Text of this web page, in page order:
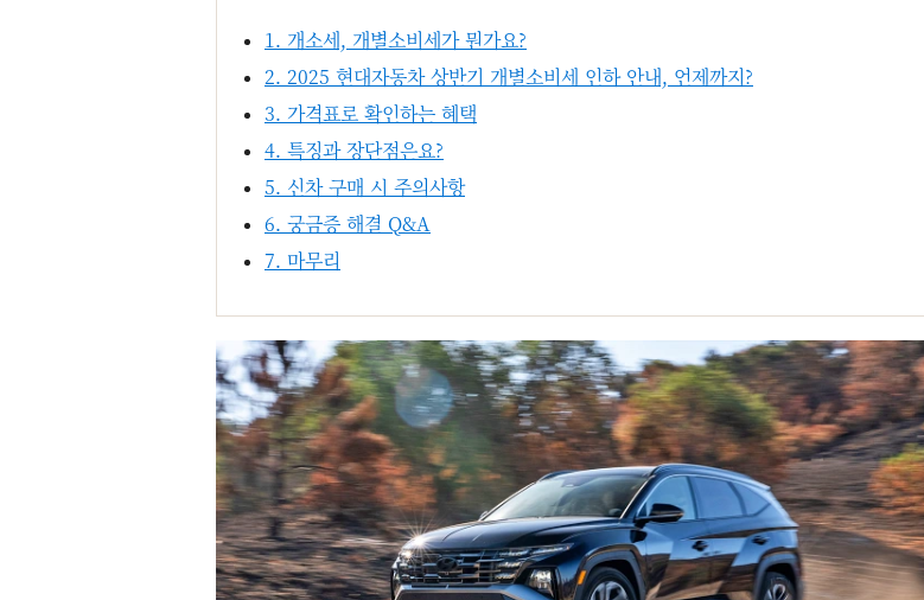
1. 개소세, 개별소비세가 뭔가요?
2. 2025 현대자동차 상반기 개별소비세 인하 안내, 언제까지?
3. 가격표로 확인하는 혜택
4. 특징과 장단점은요?
5. 신차 구매 시 주의사항
6. 궁금증 해결 Q&A
7. 마무리